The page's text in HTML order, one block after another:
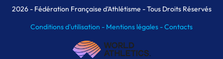
MAIF Ekiden de Paris
2026- Fédération Française d'Athlétisme - Tous Droits Réservés
Conditions d'utilisation - Mentions légales -Contacts